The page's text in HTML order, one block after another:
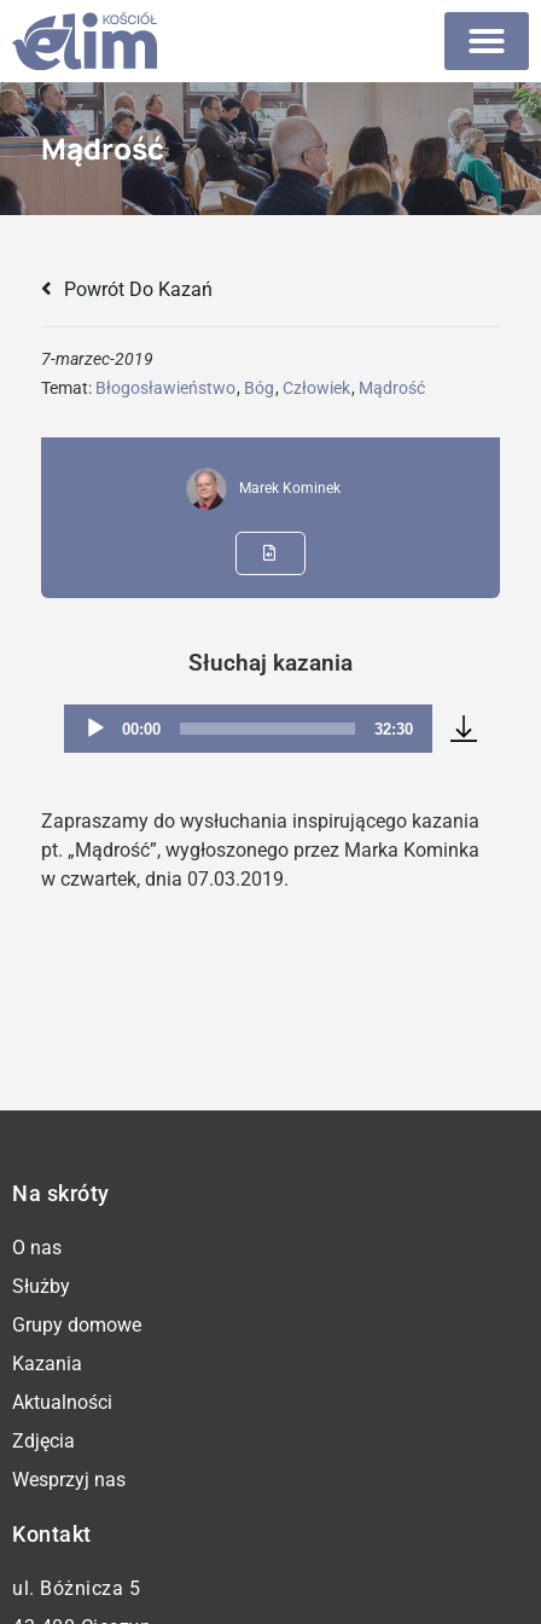
Mądrość
Powrót Do Kazań
7-marzec-2019
Temat: Błogosławieństwo, Bóg, Człowiek, Mądrość
Marek Kominek
Słuchaj kazania
Odtwarzacz
00:00 32:30
Zapraszamy do wysłuchania inspirującego kazania
pt. „Mądrość”, wygłoszonego przez Marka Kominka
w czwartek, dnia 07.03.2019.
Na skróty
O nas
Służby
Grupy domowe
Kazania
Aktualności
Zdjęcia
Wesprzyj nas
Kontakt
ul. Bóżnicza 5